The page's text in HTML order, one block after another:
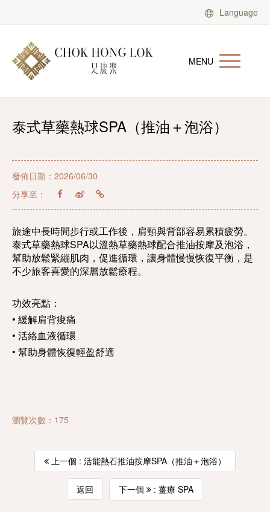
Language
MENU
泰式草藥熱球SPA（推油＋泡浴）
發佈日期：2026/06/30
分享至：
旅途中長時間步行或工作後，肩頸與背部容易累積疲勞。
泰式草藥熱球SPA以溫熱草藥熱球配合推油按摩及泡浴，
幫助放鬆緊繃肌肉，促進循環，讓身體慢慢恢復平衡，是
不少旅客喜愛的深層放鬆療程。
功效亮點：
• 緩解肩背痠痛
• 活絡血液循環
• 幫助身體恢復輕盈舒適
瀏覽次數：175
上一個 : 活能熱石推油按摩SPA（推油＋泡浴）
返回 下一個 : 薑療 SPA